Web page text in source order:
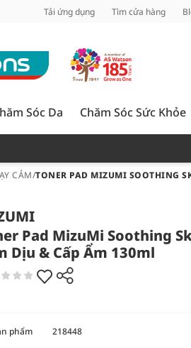
Tải ứng dụng Tìm cửa hàng
Sóc Da Chăm Sóc Sức Khỏe
CẢM/TONER PAD MIZUMI SOOTHING
Pad MizuMi Soothing
Dịu & Cấp Ẩm 130ml
phẩm 218448